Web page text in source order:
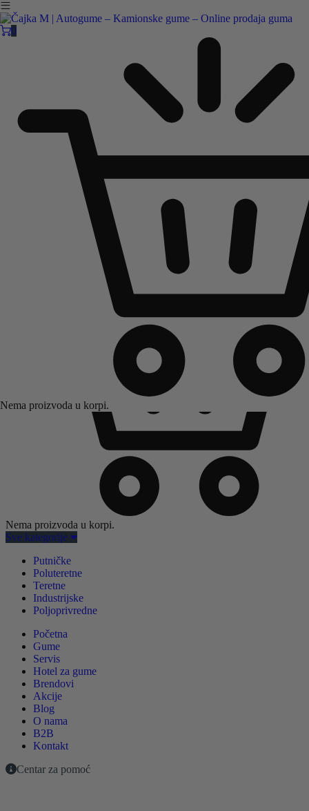
Čajka M Čačak
+381 32 5461 011 ili nam pišite: office@cajkam.rs |
KAKO DO NAS
Nema proizvoda u korpi.
Sve kategorije
Putničke
Poluteretne
Teretne
Industrijske
Poljoprivredne
Početna
Gume
Servis
Hotel za gume
Brendovi
Akcije
Blog
O nama
B2B
Kontakt
Centar za pomoć
0
Nema proizvoda u korpi.